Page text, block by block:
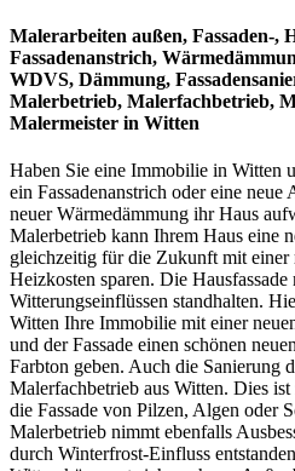
Malerarbeiten außen, Fassaden-,
Fassadenanstrich,
WDVS, Dämmung,
Malerbetrieb, Malerfachbetrieb,
Malermeister in Witten
Haben Sie eine Immobilie in Witten
ein Fassadenanstrich oder eine
neuer Wärmedämmung ihr Haus
Malerbetrieb kann Ihrem Haus eine
gleichzeitig für die Zukunft mit einer
Heizkosten sparen. Die Hausfassade
Witterungseinflüssen standhalten.
Witten Ihre Immobilie mit einer
und der Fassade einen schönen
Farbton geben. Auch die Sanierung
Malerfachbetrieb aus Witten. Dies
die Fassade von Pilzen, Algen oder
Malerbetrieb nimmt ebenfalls
durch Winterfrost-Einfluss